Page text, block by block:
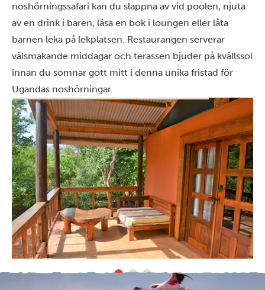
noshörningssafari kan du slappna av vid poolen, njuta
av en drink i baren, läsa en bok i loungen eller låta
barnen leka på lekplatsen. Restaurangen serverar
välsmakande middagar och terassen bjuder på kvällssol
innan du somnar gott mitt i denna unika fristad för
Ugandas noshörningar.